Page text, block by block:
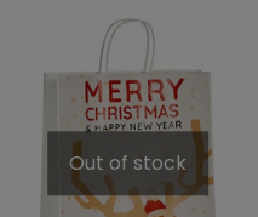
à
Out of stock